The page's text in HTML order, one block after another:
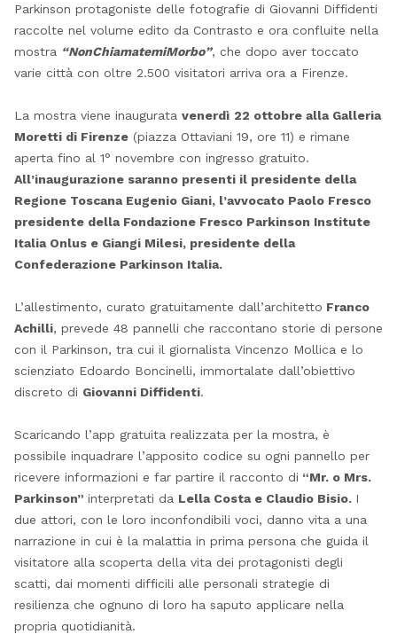
Parkinson protagoniste delle fotografie di Giovanni Diffidenti
raccolte nel volume edito da Contrasto e ora confluite nella
mostra “NonChiamatemiMorbo”, che dopo aver toccato
varie città con oltre 2.500 visitatori arriva ora a Firenze.
La mostra viene inaugurata venerdì 22 ottobre alla Galleria
Moretti di Firenze(piazza Ottaviani 19, ore 11) e rimane
aperta fino al 1° novembre con ingresso gratuito.
All’inaugurazione saranno presenti il presidente della
Regione Toscana Eugenio Giani, l’avvocato Paolo Fresco
presidente della Fondazione Fresco Parkinson Institute
Italia Onlus e Giangi Milesi, presidente della
Confederazione Parkinson Italia.
L’allestimento, curato gratuitamente dall’architetto Franco
Achilli, prevede 48 pannelli che raccontano storie di persone
con il Parkinson, tra cui il giornalista Vincenzo Mollica e lo
scienziato Edoardo Boncinelli, immortalate dall’obiettivo
discreto di Giovanni Diffidenti.
Scaricando l’app gratuita realizzata per la mostra, è
possibile inquadrare l’apposito codice su ogni pannello per
ricevere informazioni e far partire il racconto di “Mr. o Mrs.
Parkinson” interpretati da Lella Costa e Claudio Bisio. I
due attori, con le loro inconfondibili voci, danno vita a una
narrazione in cui è la malattia in prima persona che guida il
visitatore alla scoperta della vita dei protagonisti degli
scatti, dai momenti difficili alle personali strategie di
resilienza che ognuno di loro ha saputo applicare nella
propria quotidianità.